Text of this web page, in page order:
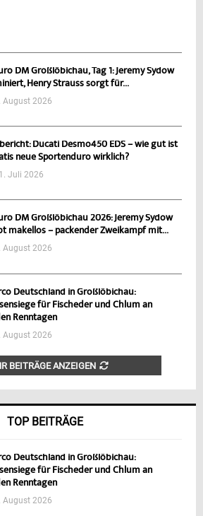
DM Großlöbichau, Tag 1: Jeremy Sydow
Henry Strauss sorgt für...
August 2026
Ducati Desmo450 EDS – wie gut ist
neue Sportenduro wirklich?
Juli 2026
DM Großlöbichau 2026: Jeremy Sydow
makellos – packender Zweikampf mit...
August 2026
Deutschland in Großlöbichau:
für Fischeder und Chlum an
Renntagen
August 2026
BEITRÄGE ANZEIGEN
TOP BEITRÄGE
Deutschland in Großlöbichau:
für Fischeder und Chlum an
Renntagen
August 2026